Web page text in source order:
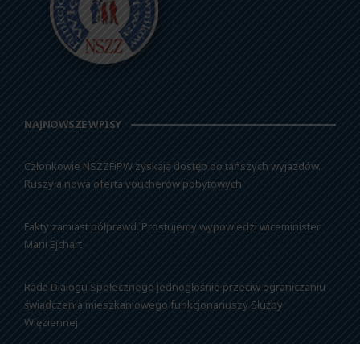
NAJNOWSZE WPISY
Członkowie NSZZFiPW zyskają dostęp do tańszych wyjazdów.
Ruszyła nowa oferta voucherów pobytowych
Fakty zamiast półprawd. Prostujemy wypowiedzi wiceminister
Marii Ejchart
Rada Dialogu Społecznego jednogłośnie przeciw ograniczaniu
świadczenia mieszkaniowego funkcjonariuszy Służby
Więziennej